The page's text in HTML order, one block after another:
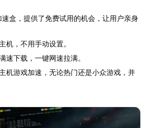
速盒，提供了免费试用的机会，让用户亲身
机，不用手动设置。
速下载，一键网速拉满。
机游戏加速，无论热门还是小众游戏，并